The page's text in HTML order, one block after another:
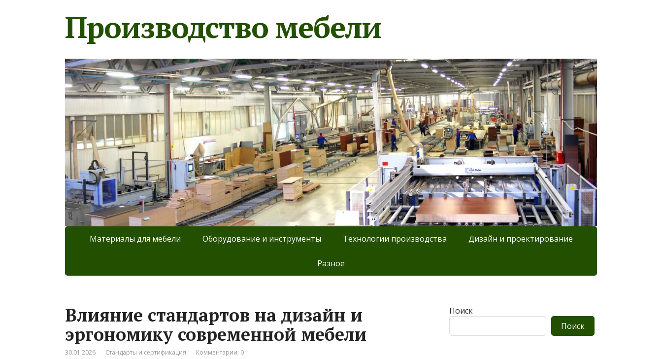
Производство мебели
Материалы для мебели Оборудование и инструменты Технологии производства Дизайн и проектирование
Разное
Влияние стандартов на дизайн и
эргономику современной мебели
30.01.2026 Стандарты и сертификация Комментарии: 0
Поиск
Поиск